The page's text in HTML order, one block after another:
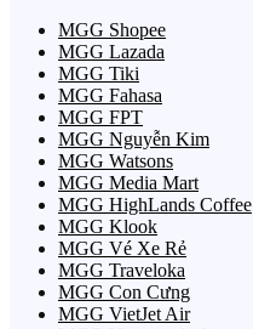
MGG Shopee
MGG Lazada
MGG Tiki
MGG Fahasa
MGG FPT
MGG Nguyễn Kim
MGG Watsons
MGG Media Mart
MGG HighLands Coffee
MGG Klook
MGG Vé Xe Rẻ
MGG Traveloka
MGG Con Cưng
MGG VietJet Air